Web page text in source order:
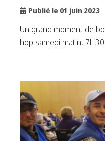
Publié le 01 juin 2023
Un grand moment de
hop samedi matin,